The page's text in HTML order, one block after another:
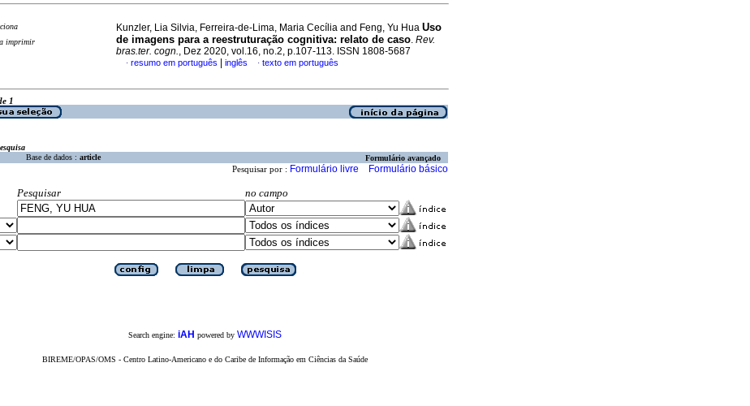
imprimir
Kunzler, Lia Silvia, Ferreira-de-Lima, Maria Cecília and Feng, Yu Hua Uso
de imagens para a reestruturação cognitiva: relato de caso. Rev.
bras.ter. cogn., Dez 2020, vol.16, no.2, p.107-113. ISSN 1808-5687
· resumo em português inglês · texto em português
1
Base de dados : article Formulário avançado
Pesquisar por : Formulário livre Formulário básico
Pesquisar
no campo
Search engine: iAH powered by WWWISIS
BIREME/OPAS/OMS - Centro Latino-Americano e do Caribe de Informação em Ciências da Saúde